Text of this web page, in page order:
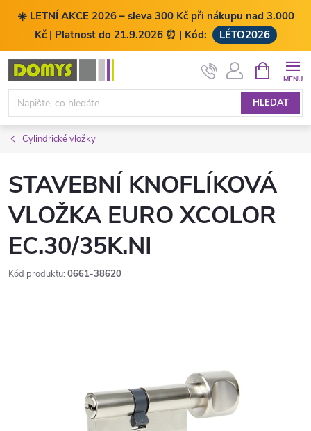
☀️ LETNÍ AKCE 2026 – sleva 300 Kč při nákupu nad 3.000
Kč | Platnost do 21.9.2026 ⏰ | Kód:
LÉTO2026
Přejít
obsah
HLEDAT
NÁKUPNÍ
KOŠÍK
Cylindrické vložky
STAVEBNÍ KNOFLÍKOVÁ
VLOŽKA EURO XCOLOR
EC.30/35K.NI
Kód produktu: 0661-38620